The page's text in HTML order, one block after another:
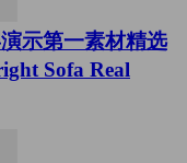
示第一素材精选
Sofa Real